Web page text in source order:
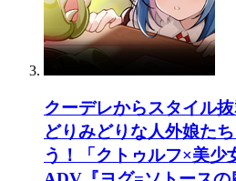
クーデレからスタイル
どりみどりな人外娘た
う！「クトゥルフ×美少